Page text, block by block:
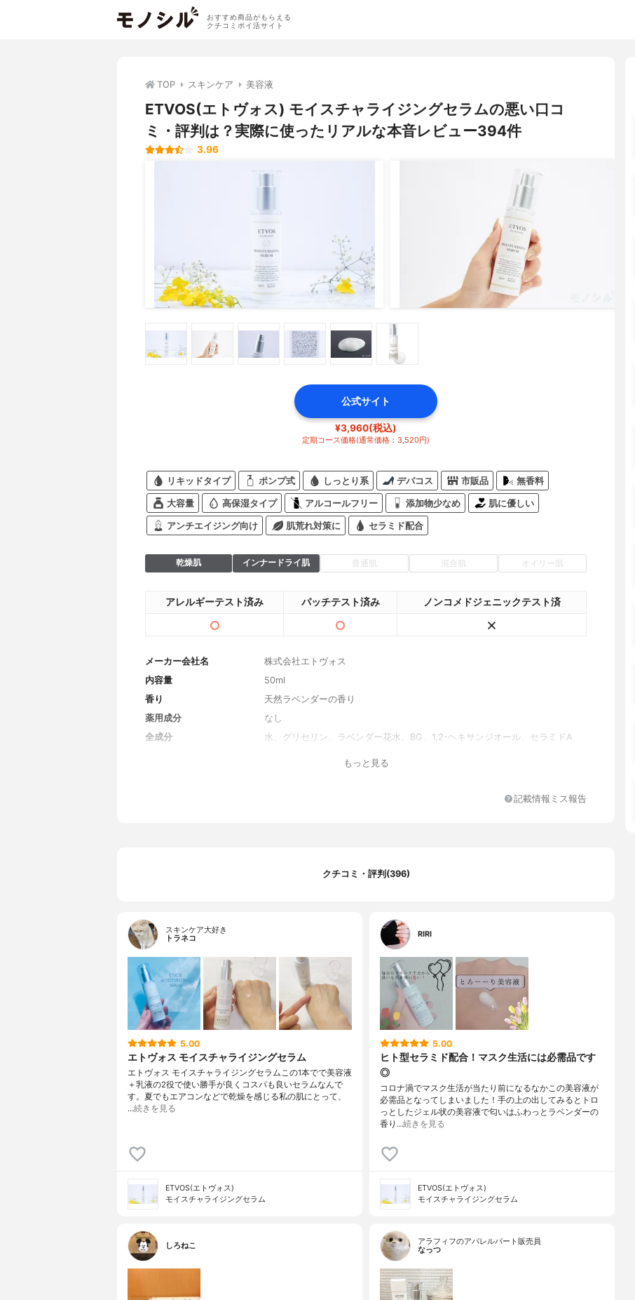
おすすめ商品がもらえる
クチコミポイ活サイト
TOP スキンケア 美容液
ETVOS(エトヴォス) モイスチャライジングセラムの悪い口コ
ミ・評判は？実際に使ったリアルな本音レビュー394件
3.96
公式サイト
¥3,960(税込)
定期コース価格(通常価格：3,520円)
リキッドタイプ ポンプ式 しっとり系 デパコス 市販品 無香料
大容量 高保湿タイプ アルコールフリー 添加物少なめ 肌に優しい
アンチエイジング向け 肌荒れ対策に セラミド配合
乾燥肌 インナードライ肌 普通肌 混合肌 オイリー肌
アレルギーテスト済み パッチテスト済み ノンコメドジェニックテスト済
メーカー会社名
株式会社エトヴォス
内容量
50ml
香り
天然ラベンダーの香り
薬用成分
なし
全成分
水、グリセリン、ラベンダー花水、BG、1,2-ヘキサンジオール、セラミドA
ン、グリシン、グルタミン酸、アラニン、アルギニン、トレオニン、プロリ
フォーム種子油、シア脂、アロエベラ葉エキス、クズ根エキス、クロレラエキ
ー、水添レシチン、ペンタステアリン酸ポリグリセリル-10、ラウロイルラク
もっと見る
記載情報ミス報告
クチコミ・評判(396)
スキンケア大好き
トラネコ
5.00
エトヴォス モイスチャライジングセラム
エトヴォス モイスチャライジングセラムこの1本でで美容液
＋乳液の2役で使い勝手が良くコスパも良いセラムなんで
す。夏でもエアコンなどで乾燥を感じる私の肌にとって、
…続きを見る
ETVOS(エトヴォス)
モイスチャライジングセラム
RIRI
5.00
ヒト型セラミド配合！マスク生活には必需品です
◎
コロナ渦でマスク生活が当たり前になるなかこの美容液が
必需品となってしまいました！手の上の出してみるとトロ
っとしたジェル状の美容液で匂いはふわっとラベンダーの
香り…続きを見る
ETVOS(エトヴォス)
モイスチャライジングセラム
しろねこ
アラフィフのアパレルパート販売員
なっつ